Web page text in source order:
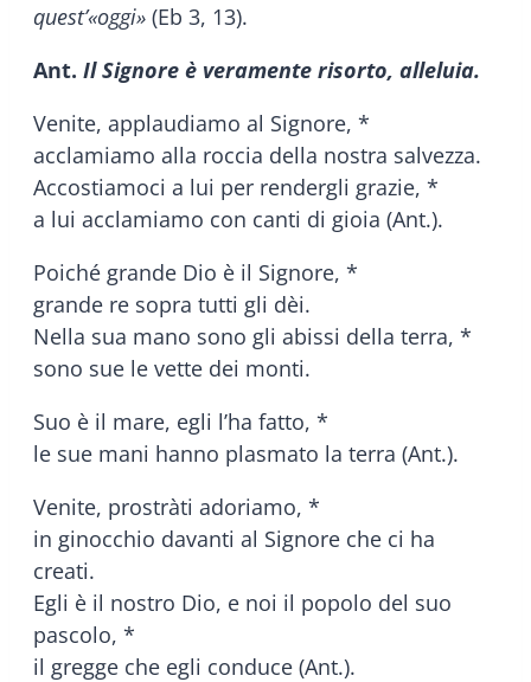
quest’«oggi» (Eb 3, 13).
Ant. Il Signore è veramente risorto, alleluia.
Venite, applaudiamo al Signore, *
acclamiamo alla roccia della nostra salvezza.
Accostiamoci a lui per rendergli grazie, *
a lui acclamiamo con canti di gioia (Ant.).
Poiché grande Dio è il Signore, *
grande re sopra tutti gli dèi.
Nella sua mano sono gli abissi della terra, *
sono sue le vette dei monti.
Suo è il mare, egli l’ha fatto, *
le sue mani hanno plasmato la terra (Ant.).
Venite, prostràti adoriamo, *
in ginocchio davanti al Signore che ci ha
creati.
Egli è il nostro Dio, e noi il popolo del suo
pascolo, *
il gregge che egli conduce (Ant.).